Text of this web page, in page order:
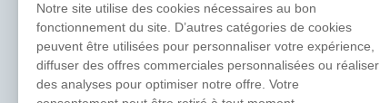
Notre site utilise des cookies nécessaires au bon
fonctionnement du site. D’autres catégories de cookies
peuvent être utilisées pour personnaliser votre expérience,
diffuser des offres commerciales personnalisées ou réaliser
des analyses pour optimiser notre offre. Votre